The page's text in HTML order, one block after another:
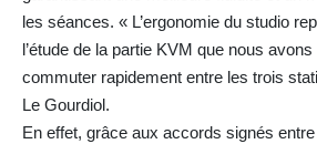
les séances. « L’ergonomie du studio
l’étude de la partie KVM que nous
commuter rapidement entre les trois
Le Gourdiol.
En effet, grâce aux accords signés